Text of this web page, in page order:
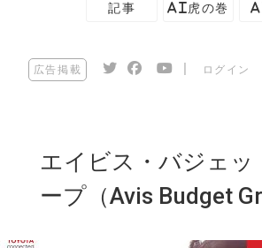
記事 AI虎の巻
広告掲載 ログイン
エイビス・バジェッ
ープ（Avis Budget